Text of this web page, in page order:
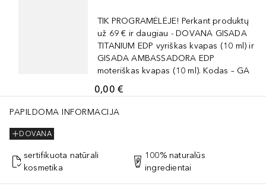
TIK PROGRAMĖLĖJE! Perkant produktų
už 69 € ir daugiau - DOVANA GISADA
TITANIUM EDP vyriškas kvapas (10 ml) ir
GISADA AMBASSADORA EDP
moteriškas kvapas (10 ml). Kodas – GA
0,00 €
PAPILDOMA INFORMACIJA
DOVANA
sertifikuota natūrali
kosmetika
100% naturalūs
ingredientai